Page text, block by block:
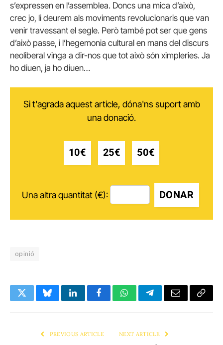
s’expressen en l’assemblea. Doncs una mica d’això,
crec jo, li deurem als moviments revolucionaris que van
venir travessant el segle. Però també pot ser que gens
d’això passe, i l’hegemonia cultural en mans del discurs
neoliberal vinga a dir-nos que tot això són ximpleries. Ja
ho diuen, ja ho diuen…
Si t'agrada aquest article, dóna'ns suport amb
una donació.
10€ 25€ 50€
Una altra quantitat (€): DONAR
opinió
TwitterBlueskyLinkedInFacebookWhatsAppTelegramEmail Copy
PREVIOUS ARTICLE NEXT ARTICLE